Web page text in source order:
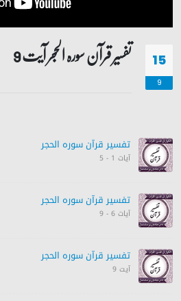
15
9
تفسیر قرآن سورہ ‎الحجر آیت 9
تفسیر قرآن سورہ ‎الحجر
آیات 1 - 5
تفسیر قرآن سورہ ‎الحجر
آیات 6 - 9
تفسیر قرآن سورہ ‎الحجر
آیت 9